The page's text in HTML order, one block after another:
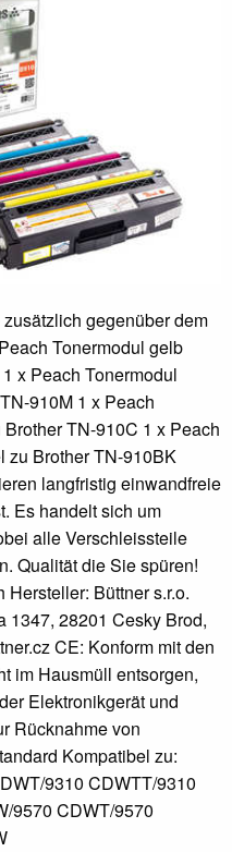
gegenüber dem
Tonermodul gelb
x Peach Tonermodul
910M 1 x Peach
TN-910C 1 x Peach
zu Brother TN-910BK
langfristig einwandfreie
Es handelt sich um
alle Verschleissteile
Qualität die Sie spüren!
Büttner s.r.o.
1347, 28201 Cesky Brod,
CE: Konform mit den
im Hausmüll entsorgen,
Elektronikgerät und
Rücknahme von
Kompatibel zu:
9310 CDWTT/9310
9570 CDWT/9570